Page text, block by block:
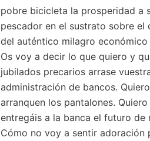
pobre bicicleta la prosperidad a
pescador en el sustrato sobre
del auténtico milagro
Os voy a decir lo que quiero y
jubilados precarios arrase
administración de bancos.
arranquen los pantalones.
entregáis a la banca el futuro de
Cómo no voy a sentir